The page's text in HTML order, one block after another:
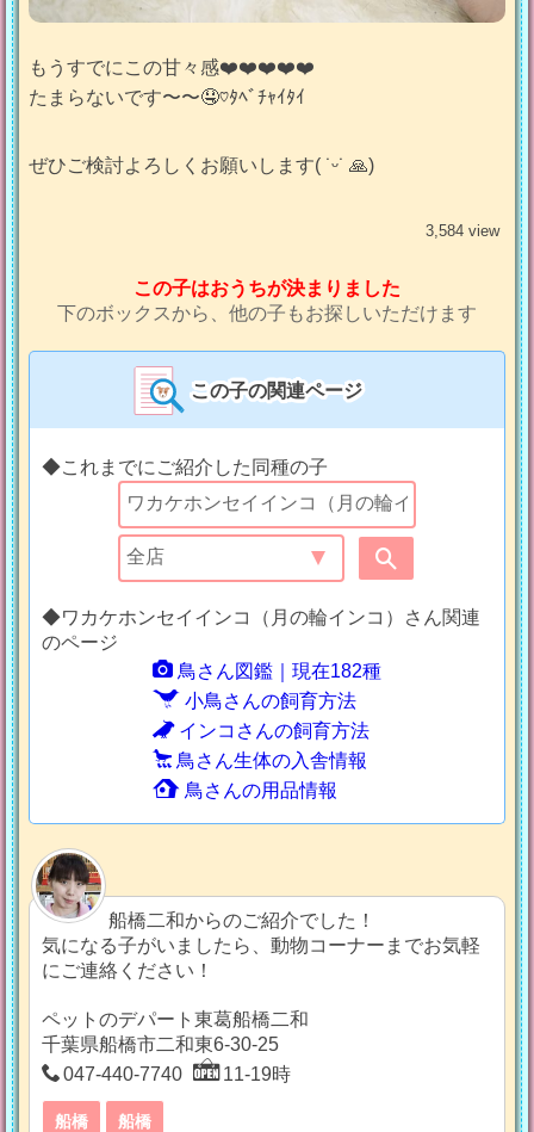
もうすでにこの甘々感❤️❤️❤️❤️❤️
たまらないです〜〜🤤♡ﾀﾍﾞﾁｬｲﾀｲ
ぜひご検討よろしくお願いします( ˙ᵕ˙ 🙏)
3,584 view
この子はおうちが決まりました
下のボックスから、他の子もお探しいただけます
この子の関連ページ
◆これまでにご紹介した同種の子
◆ワカケホンセイインコ（月の輪インコ）さん関連
のページ
鳥さん図鑑｜現在182種
小鳥さんの飼育方法
インコさんの飼育方法
鳥さん生体の入舎情報
鳥さんの用品情報
船橋二和からのご紹介でした！
気になる子がいましたら、動物コーナーまでお気軽
にご連絡ください！
ペットのデパート東葛船橋二和
千葉県船橋市二和東6-30-25
047-440-7740
11-19時
船橋 船橋